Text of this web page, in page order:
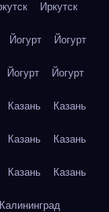
Иркутск
Йогурт Йогурт
Йогурт Йогурт
Казань Казань
Казань Казань
Казань Казань
Калининград